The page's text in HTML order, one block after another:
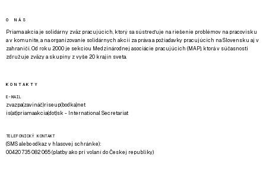
O NÁS
Priama akcia je solidárny zväz pracujúcich, ktorý sa sústreďuje na riešenie problémov na pracovisku
a v komunite, a na organizovanie solidárnych akcií za práva a požiadavky pracujúcich na Slovensku aj v
zahraničí. Od roku 2000 je sekciou Medzinárodnej asociácie pracujúcich (MAP), ktorá v súčasnosti
združuje zväzy a skupiny z vyše 20 krajín sveta.
KONTAKTY
E-MAIL
zvazpa(zavináč)riseup(bodka)net
is(at)priamaakcia(dot)sk - International Secretariat
TELEFONICKÝ KONTAKT
(SMS alebo odkaz v hlasovej schránke):
00420 735 082 065 (platby ako pri volaní do Českej republiky)